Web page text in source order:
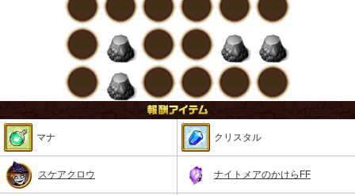
マナ クリスタル
スケアクロウ ナイトメアのかけらFF